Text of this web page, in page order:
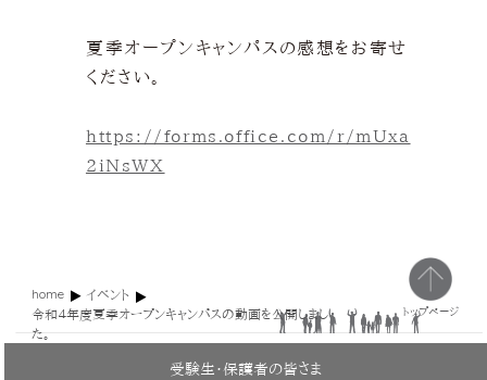
夏季オープンキャンパスの感想をお寄せ
ください。
https://forms.office.com/r/mUxa
2iNsWX
home
イベント
令和４年度夏季オープンキャンパスの動画を公開しまし
た。
トップページ
受験生・保護者の皆さま